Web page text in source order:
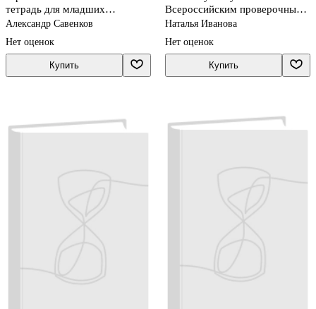
тетрадь для младших
школьников 3-4 классы
Александр Савенков
Нет оценок
Купить
Всероссийским проверочным
работам. Рабочая тетрадь
Наталья Иванова
Нет оценок
Купить